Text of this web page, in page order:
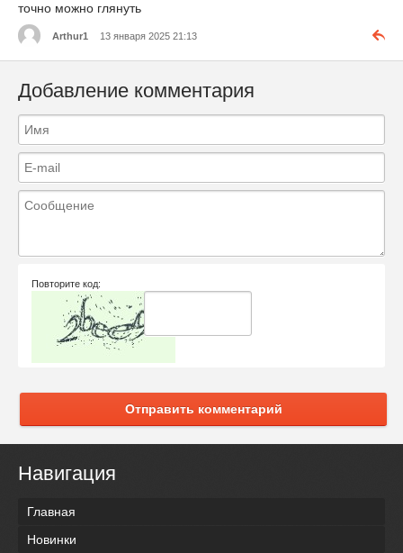
точно можно глянуть
Arthur1 13 января 2025 21:13
Добавление комментария
Повторите код:
Отправить комментарий
Навигация
Главная
Новинки